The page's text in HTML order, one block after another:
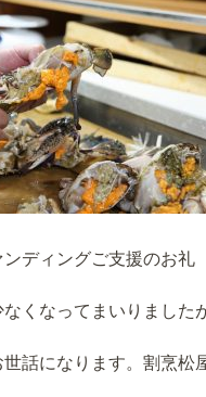
ディングご支援のお礼
くなってまいりました
話になります。割烹松